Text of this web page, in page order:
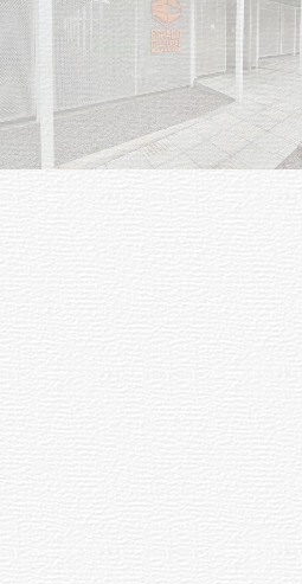
Siniestro laboral
de carne
01-08-2026